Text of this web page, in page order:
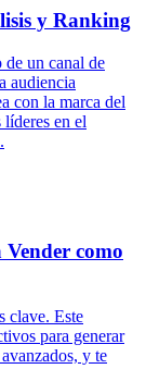
y Ranking
un canal de
audiencia
con la marca del
en el
como
clave. Este
para generar
y te